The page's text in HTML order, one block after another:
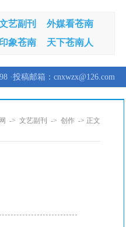
艺副刊
外媒看苍南
印象苍南 天下苍南人
·投稿邮箱：cnxwzx@126.com
-> 文艺副刊 -> 创作 -> 正文